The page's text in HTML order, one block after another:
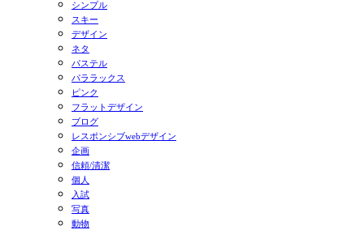
シンプル
スキー
デザイン
ネタ
パステル
パララックス
ピンク
フラットデザイン
ブログ
レスポンシブwebデザイン
企画
信頼/清潔
個人
入試
写真
動物